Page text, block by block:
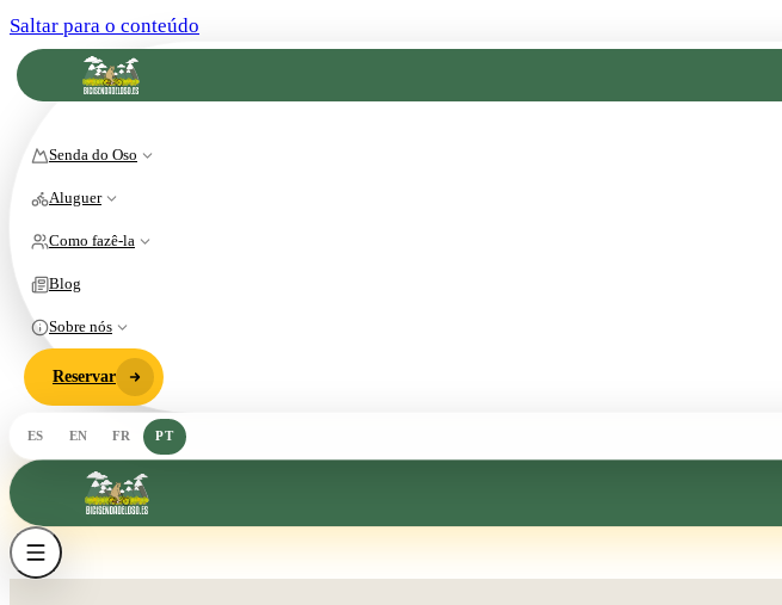
Saltar para o conteúdo
Senda do Oso
Aluguer
Como fazê-la
Blog
Sobre nós
Reservar
ES EN FR PT